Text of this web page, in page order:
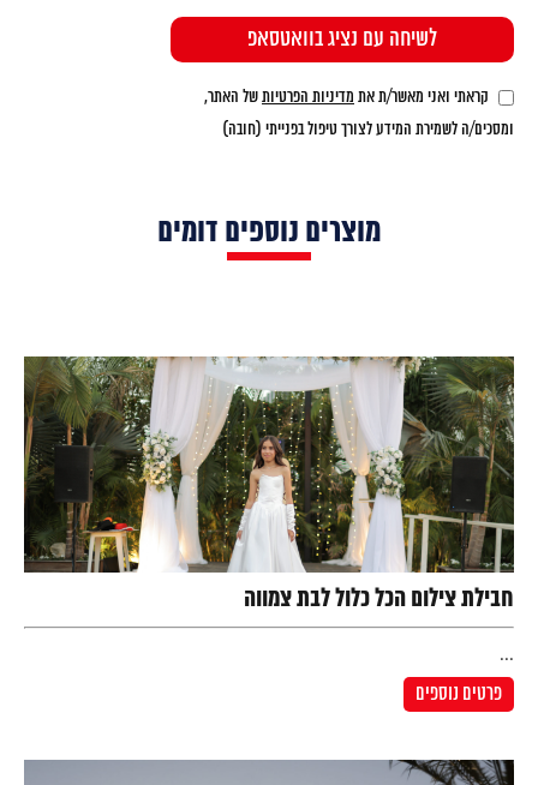
קראתי ואני מאשר/ת את מדיניות הפרטיותשל האתר,
ומסכים/ה לשמירת המידע לצורך טיפול בפנייתי (חובה)
מוצרים נוספים דומים
חבילת צילום הכל כלול לבת צמווה
...
פרטים נוספים